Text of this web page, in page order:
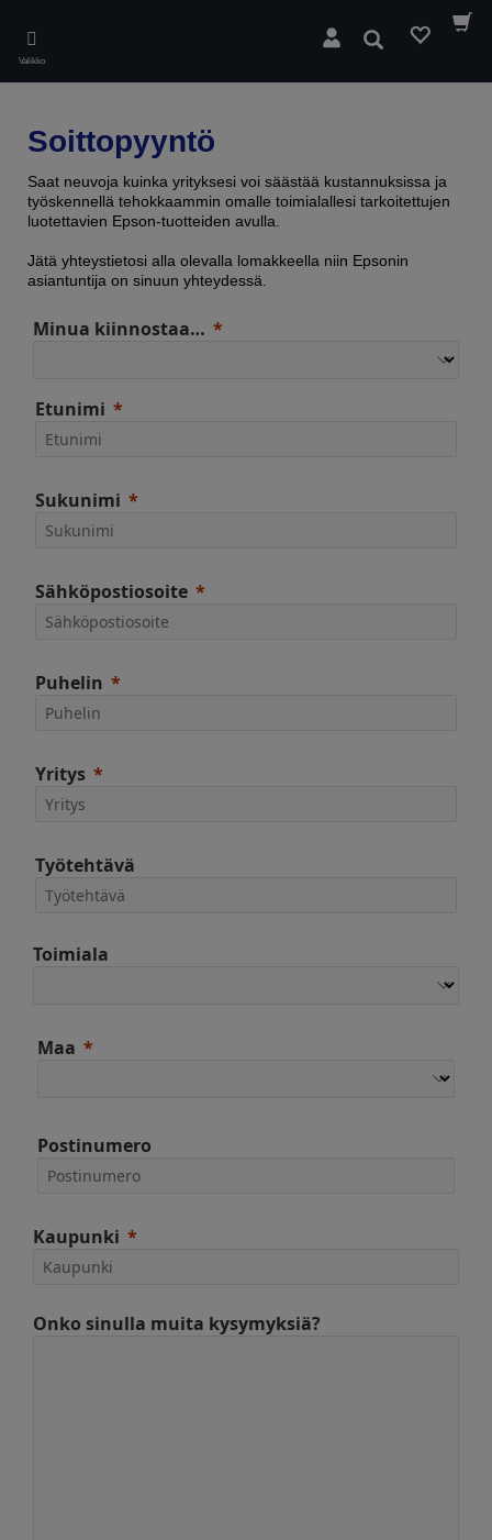
main
content
Valikko
Hae
Soittopyyntö
Saat neuvoja kuinka yrityksesi voi säästää kustannuksissa ja
työskennellä tehokkaammin omalle toimialallesi tarkoitettujen
luotettavien Epson-tuotteiden avulla.
Jätä yhteystietosi alla olevalla lomakkeella niin Epsonin
asiantuntija on sinuun yhteydessä.
Minua kiinnostaa…
Etunimi
Sukunimi
Sähköpostiosoite
Puhelin
Yritys
Työtehtävä
Toimiala
Maa
Postinumero
Kaupunki
Onko sinulla muita kysymyksiä?